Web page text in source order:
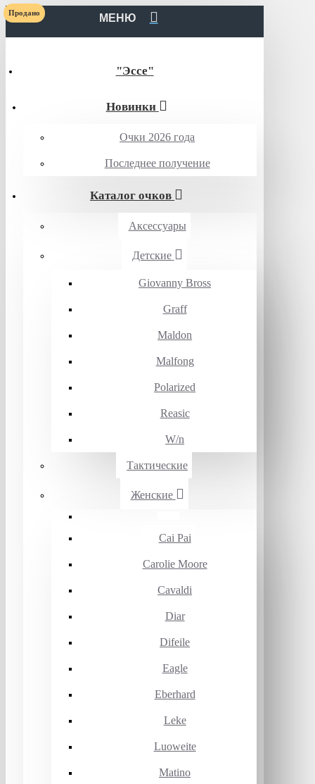
МЕНЮ
"Эссе"
Новинки
Очки 2026 года
Последнее получение
Каталог очков
Аксессуары
Детские
Giovanny Bross
Graff
Maldon
Malfong
Polarized
Reasic
W/n
Тактические
Женские
Cai Pai
Carolie Moore
Cavaldi
Diar
Difeile
Eagle
Eberhard
Leke
Luoweite
Matino
Продано